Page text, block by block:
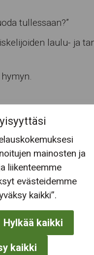
mainosten ja
liikenteemme
evästeidemme
kaikki”.
Hylkää kaikki
kaikki
tullessaan?”
laulu- ja